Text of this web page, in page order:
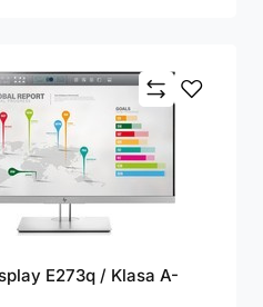
E273q / Klasa A-